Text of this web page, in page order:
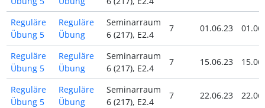
Reguläre
Übung 5
Reguläre
Übung
Seminarraum
6 (217), E2.4
7 01.06.23
Reguläre
Übung 5
Reguläre
Übung
Seminarraum
6 (217), E2.4
7 15.06.23
Reguläre
Übung 5
Reguläre
Übung
Seminarraum
6 (217), E2.4
7 22.06.23